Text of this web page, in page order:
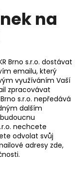
na
Brno s.r.o. dostávat
emailu, který
využíváním Vaší
zpracovávat
s.r.o. nepředává
dalším
nechcete
odvolat svůj
adresy zde,